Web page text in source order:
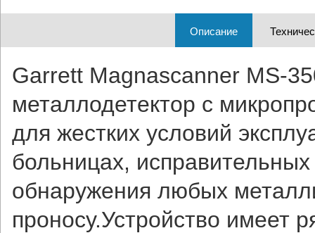
Описание
Garrett Magnascanner MS-
металлодетектор с
для жестких условий
больницах,
обнаружения любых
проносу.Устройство имеет